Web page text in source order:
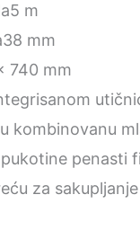
5 m
38 mm
740 mm
kombinovanu
penasti
za